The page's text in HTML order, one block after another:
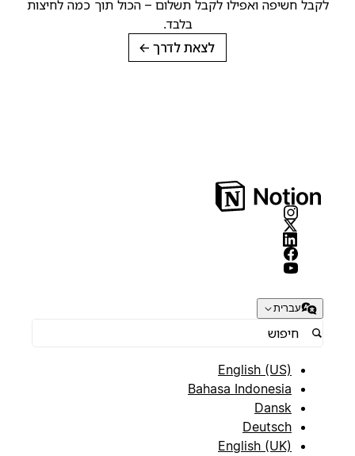
לקבל חשיפה ואפילו לקבל תשלום – הכול תוך כמה לחיצות
בלבד.
לצאת לדרך→
עברית
English (US)
Bahasa Indonesia
Dansk
Deutsch
English (UK)